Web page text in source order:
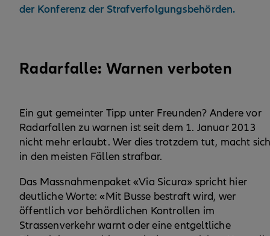
der Konferenz der Strafverfolgungsbehörden.
Radarfalle: Warnen verboten
Ein gut gemeinter Tipp unter Freunden? Andere vor
Radarfallen zu warnen ist seit dem 1. Januar 2013
nicht mehr erlaubt. Wer dies trotzdem tut, macht
in den meisten Fällen strafbar.
Das Massnahmenpaket «Via Sicura» spricht hier
deutliche Worte: «Mit Busse bestraft wird, wer
öffentlich vor behördlichen Kontrollen im
Strassenverkehr warnt oder eine entgeltliche